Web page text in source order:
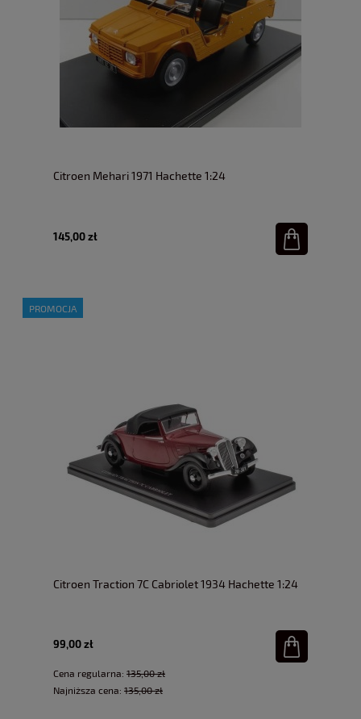
Citroen Mehari 1971 Hachette 1:24
145,00 zł
Citroen Traction 7C Cabriolet 1934 Hachette 1:24
99,00 zł
Cena regularna: 135,00 zł
Najniższa cena: 135,00 zł
PROMOCJA